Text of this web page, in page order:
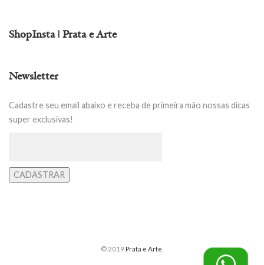
ShopInsta | Prata e Arte
Newsletter
Cadastre seu email abaixo e receba de primeira mão nossas dicas
super exclusivas!
© 2019 Prata e Arte